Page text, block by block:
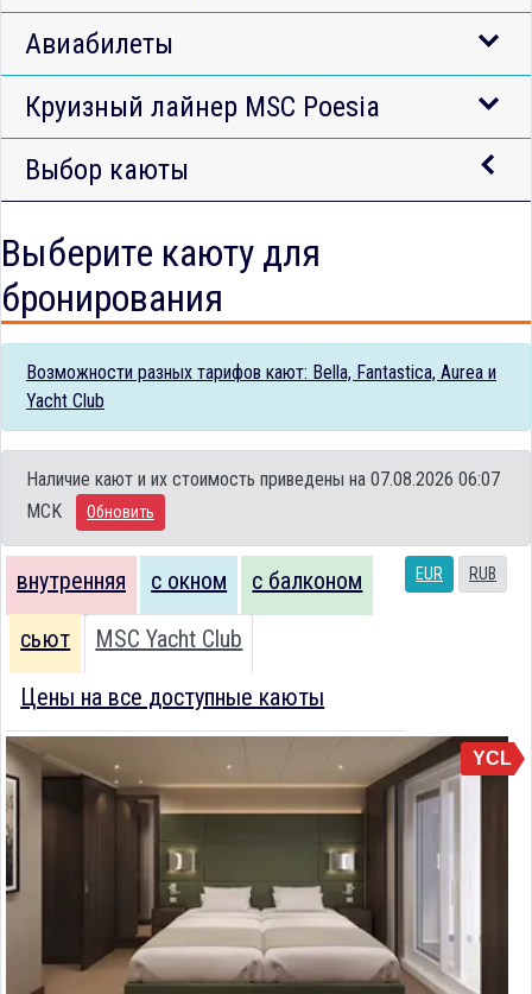
Авиабилеты
Круизный лайнер MSC Poesia
Выбор каюты
Выберите каюту для
бронирования
Возможности разных тарифов кают: Bella, Fantastica, Aurea и
Yacht Club
Наличие кают и их стоимость приведены на 07.08.2026 06:07
MCK
Обновить
EUR RUB
внутренняя с окном с балконом
сьют MSC Yacht Club
Цены на все доступные каюты
YCL